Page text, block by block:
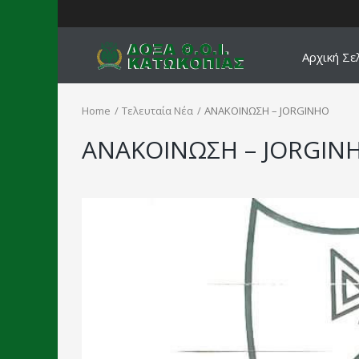
Αρχική
Home Τελευταία Νέα ΑΝΑΚΟΙΝΩΣΗ – JORGINHO
ΑΝΑΚΟΙΝΩΣΗ –